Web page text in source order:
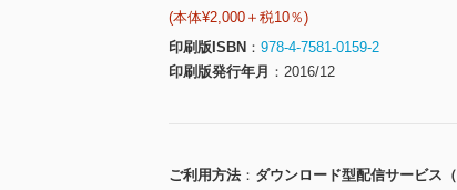
(本体¥2,000＋税10％)
印刷版ISBN
978-4-7581-0159-2
印刷版発行年月
2016/12
ご利用方法
ダウンロード型配信サービス（